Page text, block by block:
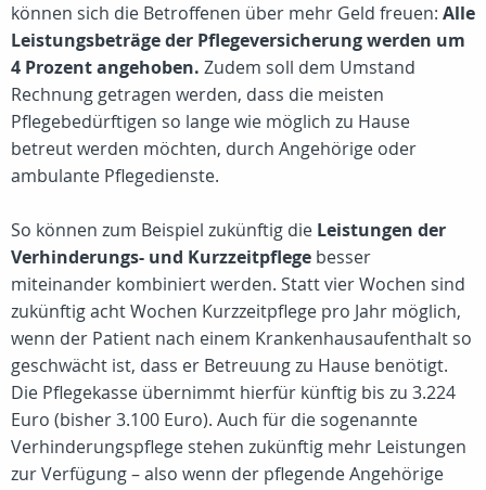
können sich die Betroffenen über mehr Geld freuen: Alle
Leistungsbeträge der Pflegeversicherung werden um
4 Prozent angehoben. Zudem soll dem Umstand
Rechnung getragen werden, dass die meisten
Pflegebedürftigen so lange wie möglich zu Hause
betreut werden möchten, durch Angehörige oder
ambulante Pflegedienste.
So können zum Beispiel zukünftig die Leistungen der
Verhinderungs- und Kurzzeitpflege besser
miteinander kombiniert werden. Statt vier Wochen sind
zukünftig acht Wochen Kurzzeitpflege pro Jahr möglich,
wenn der Patient nach einem Krankenhausaufenthalt so
geschwächt ist, dass er Betreuung zu Hause benötigt.
Die Pflegekasse übernimmt hierfür künftig bis zu 3.224
Euro (bisher 3.100 Euro). Auch für die sogenannte
Verhinderungspflege stehen zukünftig mehr Leistungen
zur Verfügung – also wenn der pflegende Angehörige